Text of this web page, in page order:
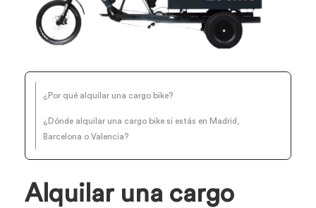
Alquilar una cargo
¿Por qué alquilar una cargo bike?
¿Dónde alquilar una cargo bike si estás en Madrid,
Barcelona o Valencia?